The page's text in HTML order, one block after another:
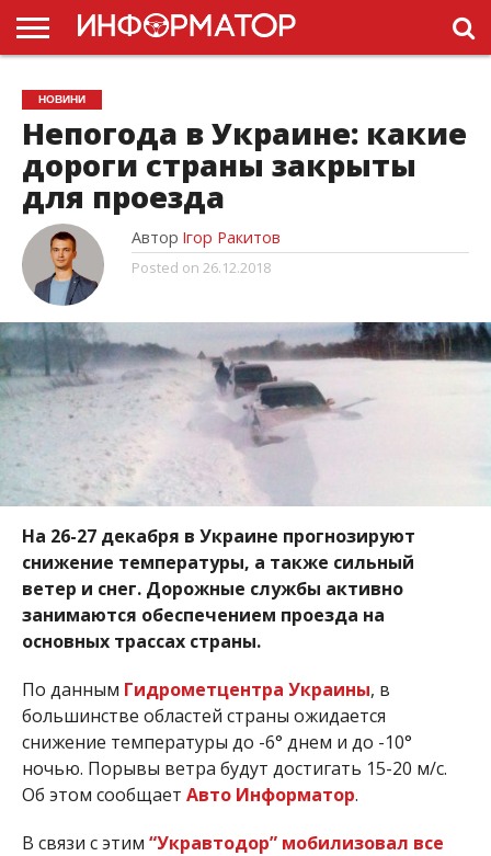
ГОЛОВНА
НОВИНИ
ПДР
УКРАЇНИ
РЕКЛАМА
ПРОЕКТЫ
НОВИНИ
Непогода в Украине: какие
дороги страны закрыты
для проезда
Автор Ігор Ракитов
Posted on 26.12.2018
На 26-27 декабря в Украине прогнозируют
снижение температуры, а также сильный
ветер и снег. Дорожные службы активно
занимаются обеспечением проезда на
основных трассах страны.
По данным Гидрометцентра Украины, в
большинстве областей страны ожидается
снижение температуры до -6° днем и до -10°
ночью. Порывы ветра будут достигать 15-20 м/с.
Об этом сообщает Авто Информатор.
В связи с этим “Укравтодор” мобилизовал все